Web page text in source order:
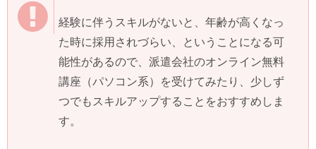
経験に伴うスキルがないと、年齢が高くなっ
た時に採用されづらい、ということになる可
能性があるので、派遣会社のオンライン無料
講座（パソコン系）を受けてみたり、少しず
つでもスキルアップすることをおすすめしま
す。